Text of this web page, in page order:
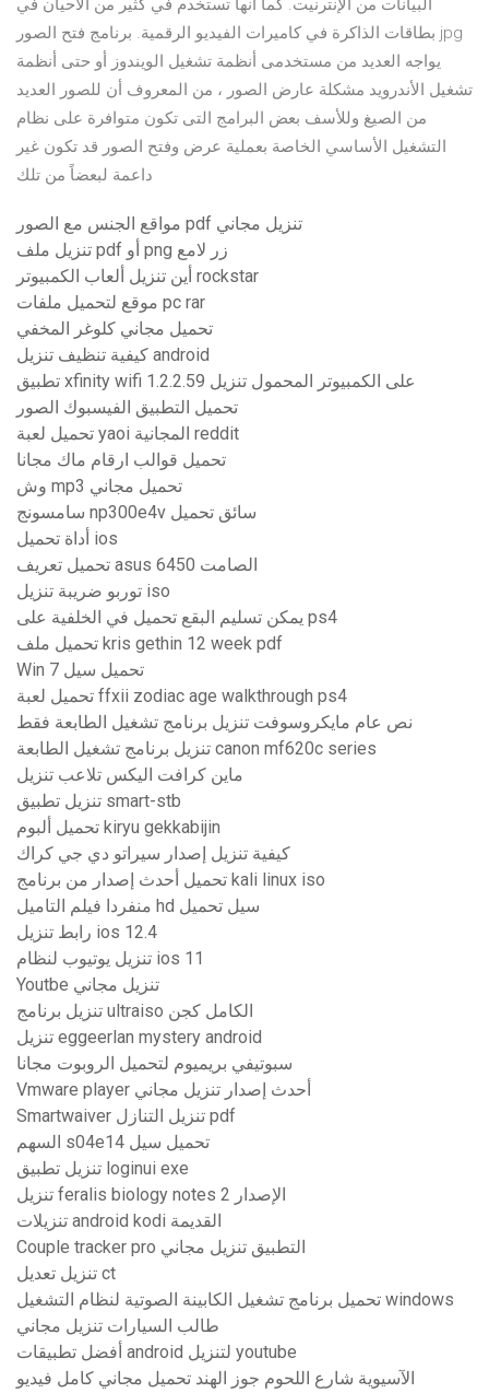
البيانات من الإنترنيت. كما أنها تستخدم في كثير من الأحيان في
بطاقات الذاكرة في كاميرات الفيديو الرقمية. برنامج فتح الصور jpg
يواجه العديد من مستخدمى أنظمة تشغيل الويندوز أو حتى أنظمة
تشغيل الأندرويد مشكلة عارض الصور ، من المعروف أن للصور العديد
من الصيغ وللأسف بعض البرامج التى تكون متوافرة على نظام
التشغيل الأساسي الخاصة بعملية عرض وفتح الصور قد تكون غير
داعمة لبعضاً من تلك
مواقع الجنس مع الصور pdf تنزيل مجاني
تنزيل ملف pdf أو png زر لامع
أين تنزيل ألعاب الكمبيوتر rockstar
موقع لتحميل ملفات pc rar
تحميل مجاني كلوغر المخفي
كيفية تنظيف تنزيل android
تطبيق xfinity wifi على الكمبيوتر المحمول تنزيل 1.2.2.59
تحميل التطبيق الفيسبوك الصور
تحميل لعبة yaoi المجانية reddit
تحميل قوالب ارقام ماك مجانا
وش mp3 تحميل مجاني
سامسونج np300e4v سائق تحميل
أداة تحميل ios
تحميل تعريف asus 6450 الصامت
توربو ضريبة تنزيل iso
يمكن تسليم البقع تحميل في الخلفية على ps4
تحميل ملف kris gethin 12 week pdf
Win 7 تحميل سيل
تحميل لعبة ffxii zodiac age walkthrough ps4
نص عام مايكروسوفت تنزيل برنامج تشغيل الطابعة فقط
تنزيل برنامج تشغيل الطابعة canon mf620c series
ماين كرافت اليكس تلاعب تنزيل
تنزيل تطبيق smart-stb
تحميل ألبوم kiryu gekkabijin
كيفية تنزيل إصدار سيراتو دي جي كراك
تحميل أحدث إصدار من برنامج kali linux iso
منفردا فيلم التاميل hd سيل تحميل
رابط تنزيل ios 12.4
تنزيل يوتيوب لنظام ios 11
Youtbe تنزيل مجاني
تنزيل برنامج ultraiso الكامل كجن
تنزيل eggeerlan mystery android
سبوتيفي بريميوم لتحميل الروبوت مجانا
Vmware player أحدث إصدار تنزيل مجاني
Smartwaiver تنزيل التنازل pdf
السهم s04e14 تحميل سيل
تنزيل تطبيق loginui exe
تنزيل feralis biology notes الإصدار 2
تنزيلات android kodi القديمة
Couple tracker pro التطبيق تنزيل مجاني
تنزيل تعديل ct
تحميل برنامج تشغيل الكابينة الصوتية لنظام التشغيل windows
طالب السيارات تنزيل مجاني
أفضل تطبيقات android لتنزيل youtube
الآسيوية شارع اللحوم جوز الهند تحميل مجاني كامل فيديو